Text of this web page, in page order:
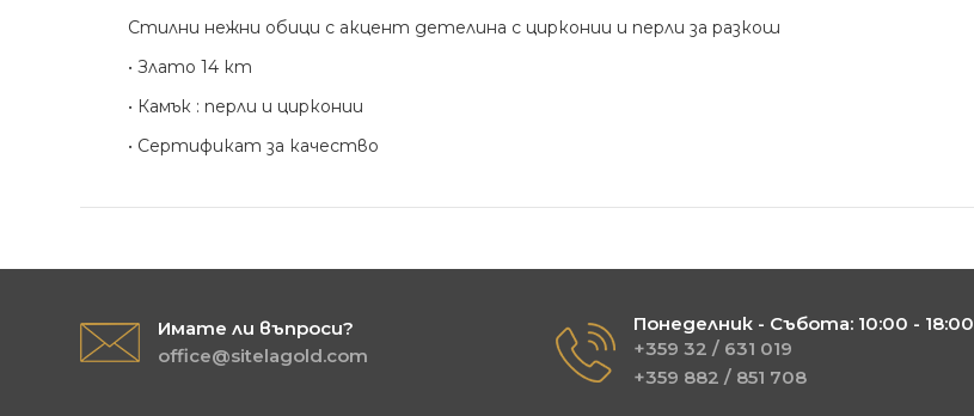
Стилни нежни обици с акцент детелина с цирконии и перли за разкош
• Злато 14 кт
• Камък : перли и цирконии
• Сертификат за качество
Имате ли въпроси?
office@sitelagold.com
Понеделник - Събота: 10:00 - 18:00
+359 32 / 631 019
+359 882 / 851 708